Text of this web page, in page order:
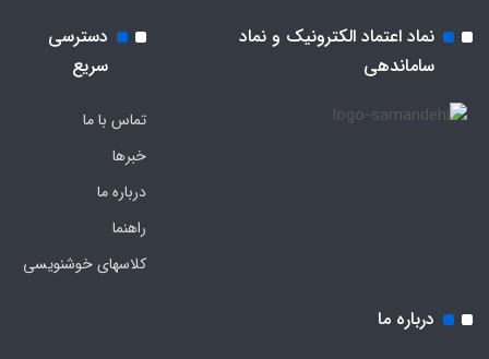
نماد اعتماد الکترونیک و نماد
ساماندهی
دسترسی
سریع
تماس با ما
خبرها
درباره ما
راهنما
کلاسهای خوشنویسی
درباره ما